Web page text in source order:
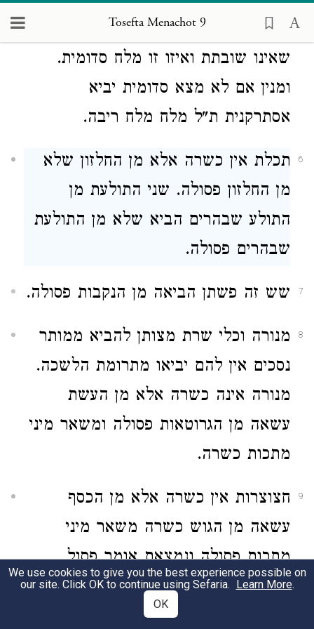
Tosefta Menachot 9
ב׳:י״ג
) ולא תשבית מלח הבא מלח
שאינו שובתת ואיזו זו מלח סדומית.
ומנין אם לא מצא סדומית יביא
אסתרקנית ת"ל מלח מלח ריבה.
6
תכלת אין כשרה אלא מן החלזון שלא
מן החלזון פסולה. שני התולעת מן
התולע שבהרים הביא שלא מן התולעת
שבהרים פסולה.
7 שש זה פשתן הביאה מן הנקבות פסולה.
8
מנורה וכלי שרת מצותן להביא ממותר
נסכים אין להם יביאו מתרומת הלשכה.
מנורה אינה כשרה אלא מן העשת
עשאה מן הגרוטאות פסולה ומשאר מיני
מתכות כשרה.
9
חצוצרות אין כשרה אלא מן הכסף
עשאה מן הגוש כשרה משאר מיני
מתכות פסולה ונמצאת אומר פסול
במנורה כשר בחצוצרות פסול בחצוצרות
כשר במנורה. של בעץ ושל אבר ושל
We use cookies to give you the best experience possible on
our site. Click OK to continue using Sefaria. Learn More.
OK